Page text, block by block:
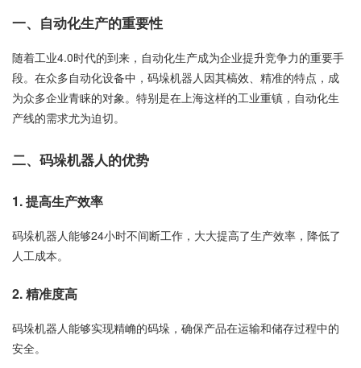
一、自动化生产的重要性
随着工业4.0时代的到来，自动化生产成为企业提升竞争力的重要手
段。在众多自动化设备中，码垛机器人因其槁效、精准的特点，成
为众多企业青睐的对象。特别是在上海这样的工业重镇，自动化生
产线的需求尤为迫切。
二、码垛机器人的优势
1. 提高生产效率
码垛机器人能够24小时不间断工作，大大提高了生产效率，降低了
人工成本。
2. 精准度高
码垛机器人能够实现精崅的码垛，确保产品在运输和储存过程中的
安全。